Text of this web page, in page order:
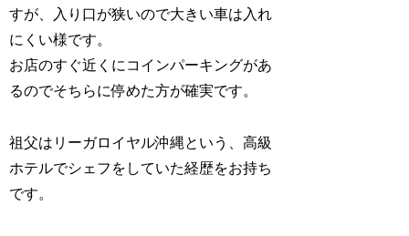
すが、入り口が狭いので大きい車は入れ
にくい様です。
お店のすぐ近くにコインパーキングがあ
るのでそちらに停めた方が確実です。
祖父はリーガロイヤル沖縄という、高級
ホテルでシェフをしていた経歴をお持ち
です。